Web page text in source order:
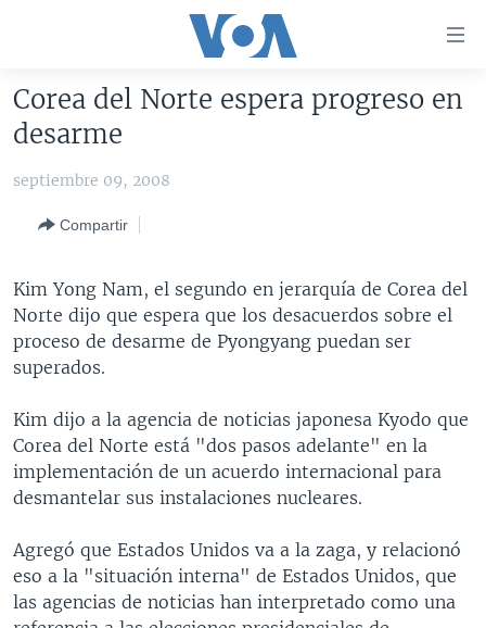
accesibilidad
Salte
contenido
principal
Salte
principal
Salte
búsqueda
AMÉRICA DEL NORTE
HAITÍ
ELECCIONES EEUU
VOTO DIVIDIDO
VOA VERIFICA
VOA VERIFICA UCRANIA/RUSIA
VOA VERIFICA AMÉRICA LATINA
AMÉRICA LATINA
BOLIVIA
COLOMBIA
PERÚ
ECUADOR
VENEZUELA
BRASIL
CENTROAMÉRICA
COSTA RICA
GUATEMALA
HONDURAS
NICARAGUA
OTRAS SECCIONES
LIBERTAD DE PRENSA
MUNDO
ECONOMÍA
ENTRETENIMIENTO Y CULTURA
TECNOLOGÍA
DEPORTES
LIBERTAD DE PRENSA
UCRANIA
MULTIMEDIA
VIDEOS
FOTOGRAFÍA
AUDIOS
PROGRAMAS TV
EL MUNDO AL DÍA
FORO INTERAMERICANO
RADIO
AVANCE INFORMATIVO
DIRECT
Corea del Norte espera progreso en
desarme
septiembre 09, 2008
Compartir
Kim Yong Nam, el segundo en jerarquía de Corea del
Norte dijo que espera que los desacuerdos sobre el
proceso de desarme de Pyongyang puedan ser
superados.
Kim dijo a la agencia de noticias japonesa Kyodo que
Corea del Norte está "dos pasos adelante" en la
implementación de un acuerdo internacional para
desmantelar sus instalaciones nucleares.
Agregó que Estados Unidos va a la zaga, y relacionó
eso a la "situación interna" de Estados Unidos, que
las agencias de noticias han interpretado como una